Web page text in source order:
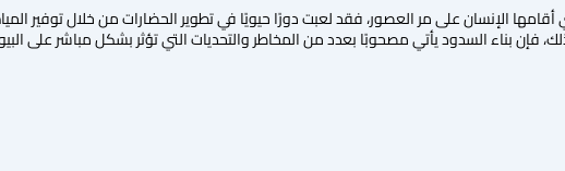
الإنسان على مر العصور، فقد لعبت دورًا حيويًا في تطوير الحضارات من خلال توفير
فإن بناء السدود يأتي مصحوبًا بعدد من المخاطر والتحديات التي تؤثر بشكل مباشر على